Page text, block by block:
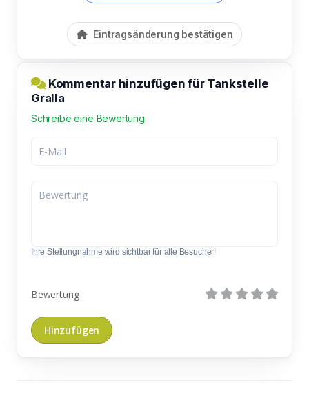
Eintragsänderung bestätigen
Kommentar hinzufügen für Tankstelle
Gralla
Schreibe eine Bewertung
Ihre Stellungnahme wird sichtbar für alle Besucher!
Bewertung